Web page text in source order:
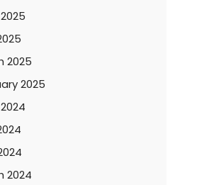
2025
2025
2024